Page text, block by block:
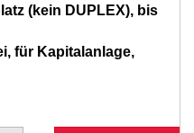
(kein DUPLEX), bis
für Kapitalanlage,